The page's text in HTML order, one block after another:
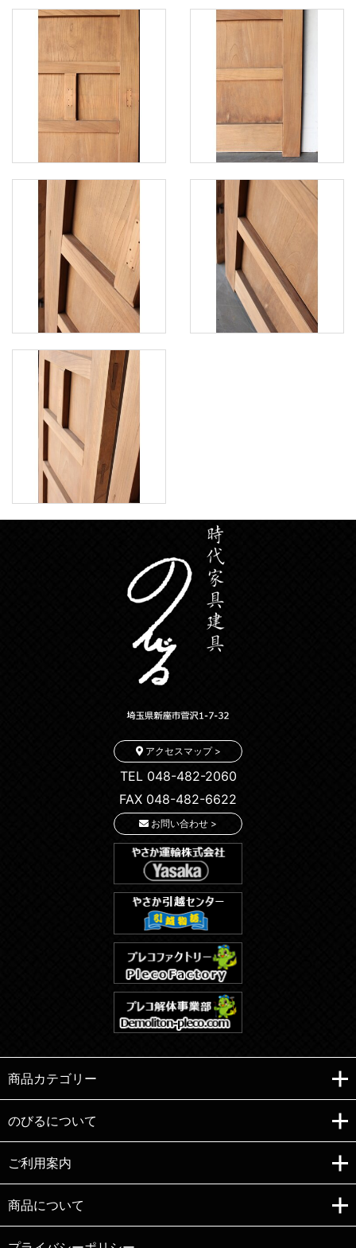
アクセスマップ >
TEL 048-482-2060
FAX 048-482-6622
お問い合わせ >
商品カテゴリー
のびるについて
ご利用案内
商品についてCopyright (C)e-nobiru All right reserved.